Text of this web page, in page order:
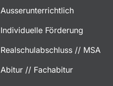
Ausserunterrichtlich
Individuelle Förderung
Realschulabschluss // MSA
Abitur // Fachabitur